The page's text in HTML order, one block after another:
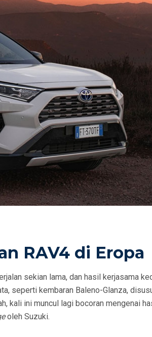
RAV4 di Eropa
sekian lama, dan hasil kerjasama
seperti kembaran Baleno-Glanza,
kali ini muncul lagi bocoran mengenai
oleh Suzuki.